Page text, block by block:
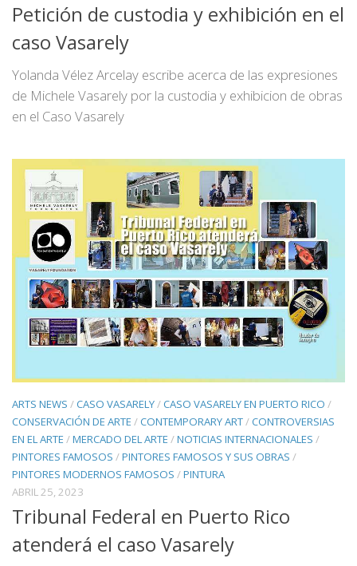
Petición de custodia y exhibición en el
caso Vasarely
Yolanda Vélez Arcelay escribe acerca de las expresiones
de Michele Vasarely por la custodia y exhibicion de obras
en el Caso Vasarely
ARTS NEWS /CASO VASARELY /CASO VASARELY EN PUERTO RICO /
CONSERVACIÓN DE ARTE /CONTEMPORARY ART /CONTROVERSIAS
EN EL ARTE /MERCADO DEL ARTE /NOTICIAS INTERNACIONALES /
PINTORES FAMOSOS /PINTORES FAMOSOS Y SUS OBRAS /
PINTORES MODERNOS FAMOSOS /PINTURA
ABRIL 25, 2023
Tribunal Federal en Puerto Rico
atenderá el caso Vasarely